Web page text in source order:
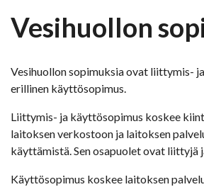
Vesihuollon
Vesihuollon sopimuksia ovat liittymis-
erillinen käyttösopimus.
Liittymis- ja käyttösopimus koskee
laitoksen verkostoon ja laitoksen
käyttämistä. Sen osapuolet ovat liittyjä
Käyttösopimus koskee laitoksen